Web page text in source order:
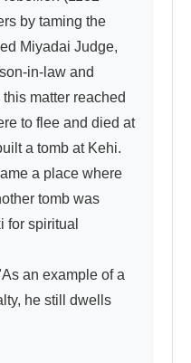
by taming the
Miyadai Judge,
in-law and
matter reached
to flee and died at
a tomb at Kehi.
a place where
tomb was
for spiritual
an example of a
he still dwells